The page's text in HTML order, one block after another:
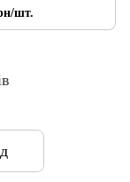
шт.